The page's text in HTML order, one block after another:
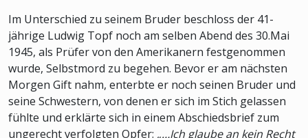
Im Unterschied zu seinem Bruder beschloss der 41-
jährige Ludwig Topf noch am selben Abend des 30.Mai
1945, als Prüfer von den Amerikanern festgenommen
wurde, Selbstmord zu begehen. Bevor er am nächsten
Morgen Gift nahm, enterbte er noch seinen Bruder und
seine Schwestern, von denen er sich im Stich gelassen
fühlte und erklärte sich in einem Abschiedsbrief zum
ungerecht verfolgten Opfer: „…Ich glaube an kein Recht